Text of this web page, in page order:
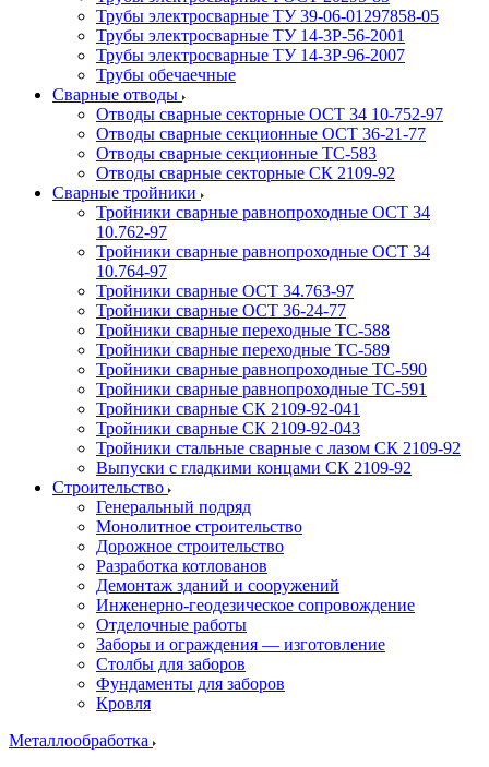
Трубы электросварные ТУ 39-06-01297858-05
Трубы электросварные ТУ 14-3Р-56-2001
Трубы электросварные ТУ 14-3Р-96-2007
Трубы обечаечные
Сварные отводы
Отводы сварные секторные ОСТ 34 10-752-97
Отводы сварные секционные ОСТ 36-21-77
Отводы сварные секционные ТС-583
Отводы сварные секторные СК 2109-92
Сварные тройники
Тройники сварные равнопроходные ОСТ 34
10.762-97
Тройники сварные равнопроходные ОСТ 34
10.764-97
Тройники сварные ОСТ 34.763-97
Тройники сварные ОСТ 36-24-77
Тройники сварные переходные ТС-588
Тройники сварные переходные ТС-589
Тройники сварные равнопроходные ТС-590
Тройники сварные равнопроходные ТС-591
Тройники сварные СК 2109-92-041
Тройники сварные СК 2109-92-043
Тройники стальные сварные с лазом СК 2109-92
Выпуски с гладкими концами СК 2109-92
Строительство
Генеральный подряд
Монолитное строительство
Дорожное строительство
Разработка котлованов
Демонтаж зданий и сооружений
Инженерно-геодезическое сопровождение
Отделочные работы
Заборы и ограждения — изготовление
Столбы для заборов
Фундаменты для заборов
Кровля
Металлообработка